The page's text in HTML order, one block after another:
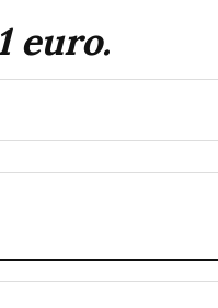
euro.